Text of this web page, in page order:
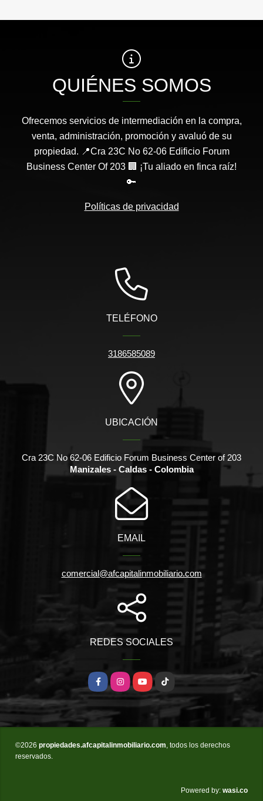
QUIÉNES SOMOS
Ofrecemos servicios de intermediación en la compra,
venta, administración, promoción y avaluó de su
propiedad. 📍Cra 23C No 62-06 Edificio Forum
Business Center Of 203 🏢 ¡Tu aliado en finca raíz!
🔑
Políticas de privacidad
TELÉFONO
3186585089
UBICACIÓN
Cra 23C No 62-06 Edificio Forum Business Center of 203
Manizales - Caldas - Colombia
EMAIL
comercial@afcapitalinmobiliario.com
REDES SOCIALES
FacebookInstagramYouTubeTikTok
©2026 propiedades.afcapitalinmobiliario.com, todos los derechos
reservados.
Powered by: wasi.co